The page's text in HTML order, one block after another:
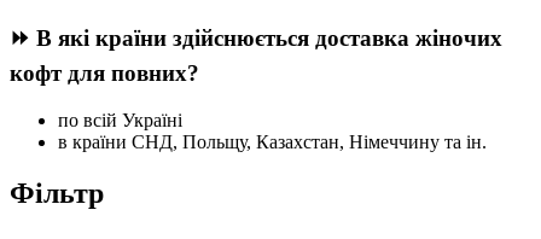
⏩ В які країни здійснюється доставка жіночих
кофт для повних?
по всій Україні
в країни СНД, Польщу, Казахстан, Німеччину та ін.
Фільтр